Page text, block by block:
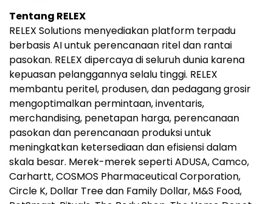
Tentang RELEX
RELEX Solutions menyediakan platform terpadu
berbasis AI untuk perencanaan ritel dan rantai
pasokan. RELEX dipercaya di seluruh dunia karena
kepuasan pelanggannya selalu tinggi. RELEX
membantu peritel, produsen, dan pedagang grosir
mengoptimalkan permintaan, inventaris,
merchandising, penetapan harga, perencanaan
pasokan dan perencanaan produksi untuk
meningkatkan ketersediaan dan efisiensi dalam
skala besar. Merek-merek seperti ADUSA, Camco,
Carhartt, COSMOS Pharmaceutical Corporation,
Circle K, Dollar Tree dan Family Dollar, M&S Food,